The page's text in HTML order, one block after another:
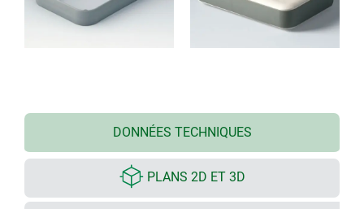
DONNÉES TECHNIQUES
PLANS 2D ET 3D